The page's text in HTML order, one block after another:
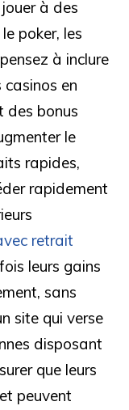
à des
poker, les
à inclure
en
des bonus
le
rapides,
rapidement
retrait
leurs gains
sans
site qui verse
disposant
que leurs
peuvent